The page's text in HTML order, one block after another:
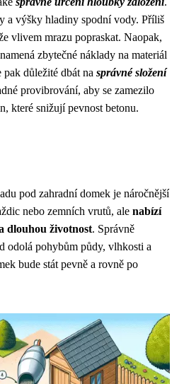
a výšky hladiny spodní vody. Příliš
vlivem mrazu popraskat. Naopak,
zbytečné náklady na materiál
pak důležité dbát na správné složení
provibrování, aby se zamezilo
které snižují pevnost betonu.
pod zahradní domek je náročnější
nebo zemních vrutů, ale nabízí
dlouhou životnost. Správně
odolá pohybům půdy, vlhkosti a
bude stát pevně a rovně po